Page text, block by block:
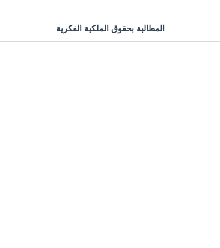
المطالبة بحقوق الملكية الفكرية